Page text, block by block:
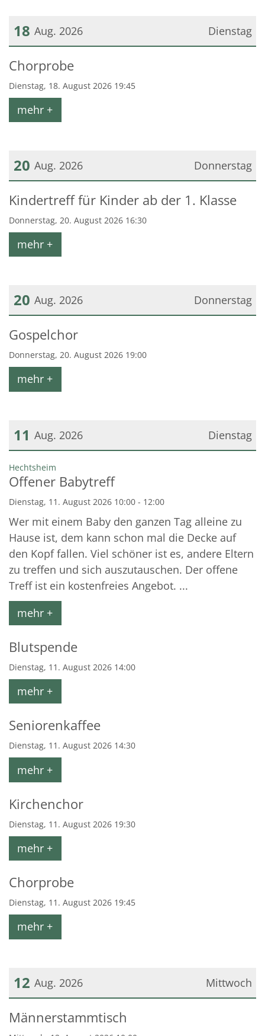
Dienstag
18 Aug. 2026
Datum: 18. August 2026
Chorprobe
Dienstag, 18. August 2026 19:45
mehr +
Donnerstag
20 Aug. 2026
Datum: 20. August 2026
Kindertreff für Kinder ab der 1. Klasse
Donnerstag, 20. August 2026 16:30
mehr +
Donnerstag
20 Aug. 2026
Datum: 20. August 2026
Gospelchor
Donnerstag, 20. August 2026 19:00
mehr +
Dienstag
11 Aug. 2026
Datum: 11. August 2026
Hechtsheim
Offener Babytreff
Dienstag, 11. August 2026 10:00 - 12:00
Wer mit einem Baby den ganzen Tag alleine zu
Hause ist, dem kann schon mal die Decke auf
den Kopf fallen. Viel schöner ist es, andere Eltern
zu treffen und sich auszutauschen. Der offene
Treff ist ein kostenfreies Angebot. ...
mehr +
Blutspende
Dienstag, 11. August 2026 14:00
mehr +
Seniorenkaffee
Dienstag, 11. August 2026 14:30
mehr +
Kirchenchor
Dienstag, 11. August 2026 19:30
mehr +
Chorprobe
Dienstag, 11. August 2026 19:45
mehr +
Mittwoch
12 Aug. 2026
Datum: 12. August 2026
Männerstammtisch